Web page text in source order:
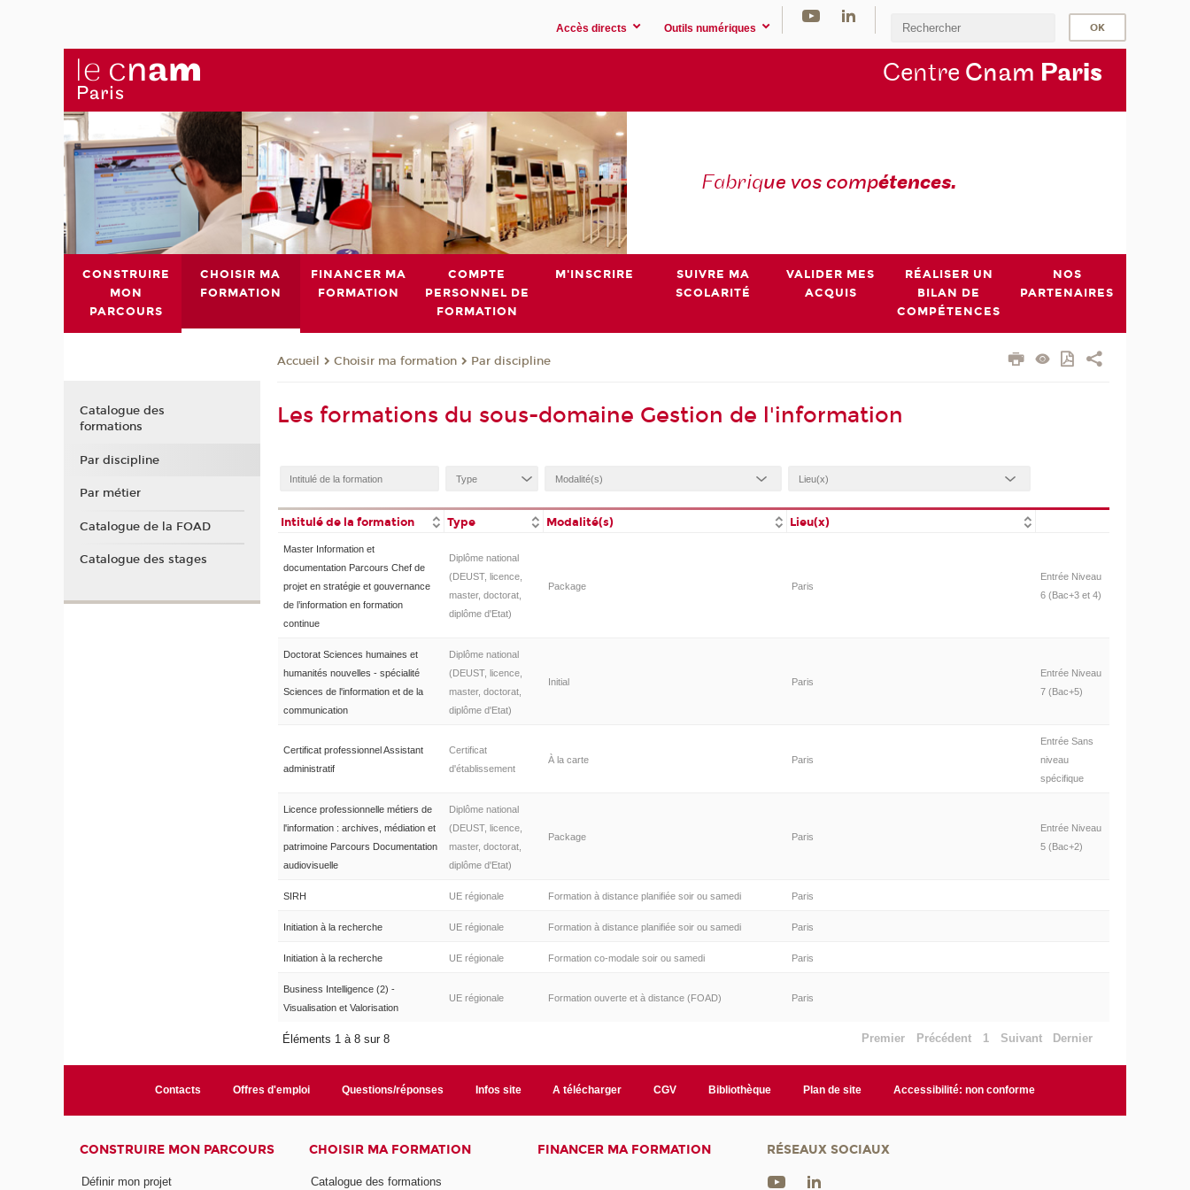
Accès directs Outils numériques
Centre Cnam Paris
Fabrique vos compétences.
CONSTRUIRE
MON
PARCOURS
CHOISIR MA
FORMATION
FINANCER MA
FORMATION
COMPTE
PERSONNEL DE
FORMATION
M'INSCRIRE
SUIVRE MA
SCOLARITÉ
VALIDER MES
ACQUIS
RÉALISER UN
BILAN DE
COMPÉTENCES
NOS
PARTENAIRES
Accueil Choisir ma formation Par discipline
Les formations du sous-domaine Gestion de l'information
Intitulé de la formation Type Modalité(s) Lieu(x)
Master Information et
documentation Parcours Chef de
projet en stratégie et gouvernance
de l’information en formation
continue
Diplôme national
(DEUST, licence,
master, doctorat,
diplôme d'Etat)
Package Paris
Entrée Niveau
6 (Bac+3 et 4)
Doctorat Sciences humaines et
humanités nouvelles - spécialité
Sciences de l'information et de la
communication
Diplôme national
(DEUST, licence,
master, doctorat,
diplôme d'Etat)
Initial Paris
Entrée Niveau
7 (Bac+5)
Certificat professionnel Assistant
administratif
Certificat
d'établissement
À la carte Paris
Entrée Sans
niveau
spécifique
Licence professionnelle métiers de
l'information : archives, médiation et
patrimoine Parcours Documentation
audiovisuelle
Diplôme national
(DEUST, licence,
master, doctorat,
diplôme d'Etat)
Package Paris
Entrée Niveau
5 (Bac+2)
SIRH UE régionale Formation à distance planifiée soir ou samedi Paris
Initiation à la recherche UE régionale Formation à distance planifiée soir ou samedi Paris
Initiation à la recherche UE régionale Formation co-modale soir ou samedi Paris
Business Intelligence (2) -
Visualisation et Valorisation
UE régionale Formation ouverte et à distance (FOAD) Paris
Éléments 1 à 8 sur 8 Premier Précédent 1 Suivant Dernier
Catalogue des
formations
Par discipline
Par métier
Catalogue de la FOAD
Catalogue des stages
Contacts Offres d'emploi Questions/réponses Infos site A télécharger CGV Bibliothèque Plan de site Accessibilité: non conforme
CONSTRUIRE MON PARCOURS
Définir mon projet
CHOISIR MA FORMATION
Catalogue des formations
FINANCER MA FORMATION RÉSEAUX SOCIAUX